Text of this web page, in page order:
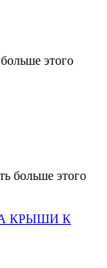
этого
больше этого
КРЫШИ К